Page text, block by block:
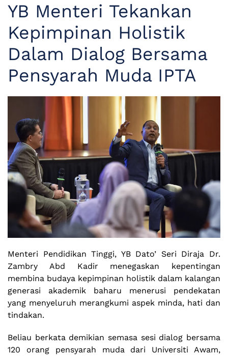
YB Menteri Tekankan
Kepimpinan Holistik
Dalam Dialog Bersama
Pensyarah Muda IPTA
Menteri Pendidikan Tinggi, YB Dato’ Seri Diraja Dr.
Zambry Abd Kadir menegaskan kepentingan
membina budaya kepimpinan holistik dalam kalangan
generasi akademik baharu menerusi pendekatan
yang menyeluruh merangkumi aspek minda, hati dan
tindakan.
Beliau berkata demikian semasa sesi dialog bersama
120 orang pensyarah muda dari Universiti Awam,